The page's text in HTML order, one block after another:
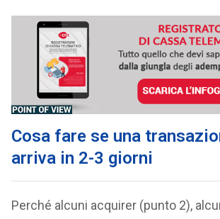
Cosa fare se una
arriva in 2-3 giorni
Perché alcuni acquirer (punto 2),